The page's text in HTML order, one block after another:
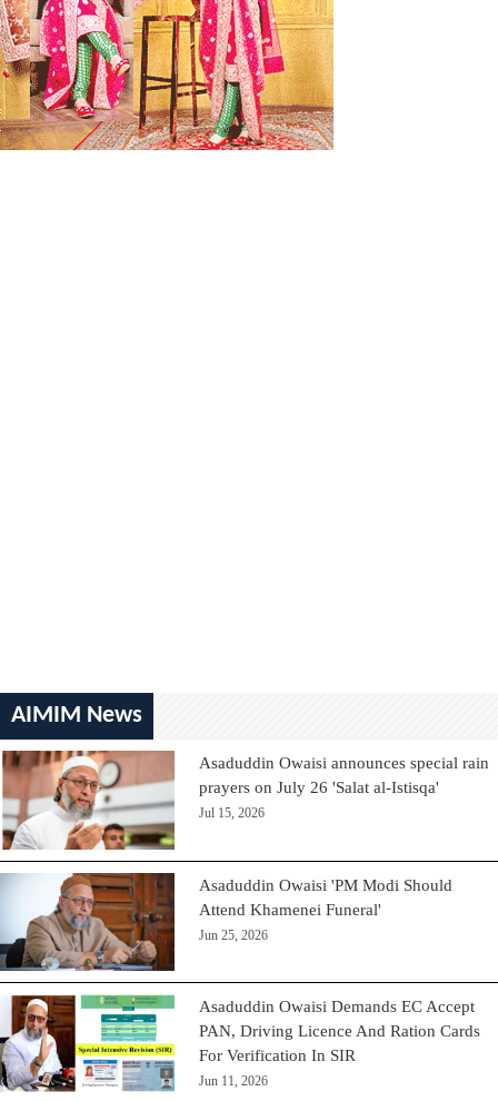
AIMIM News
Asaduddin Owaisi announces special rain
prayers on July 26 'Salat al-Istisqa'
Jul 15, 2026
Asaduddin Owaisi 'PM Modi Should
Attend Khamenei Funeral'
Jun 25, 2026
Asaduddin Owaisi Demands EC Accept
PAN, Driving Licence And Ration Cards
For Verification In SIR
Jun 11, 2026